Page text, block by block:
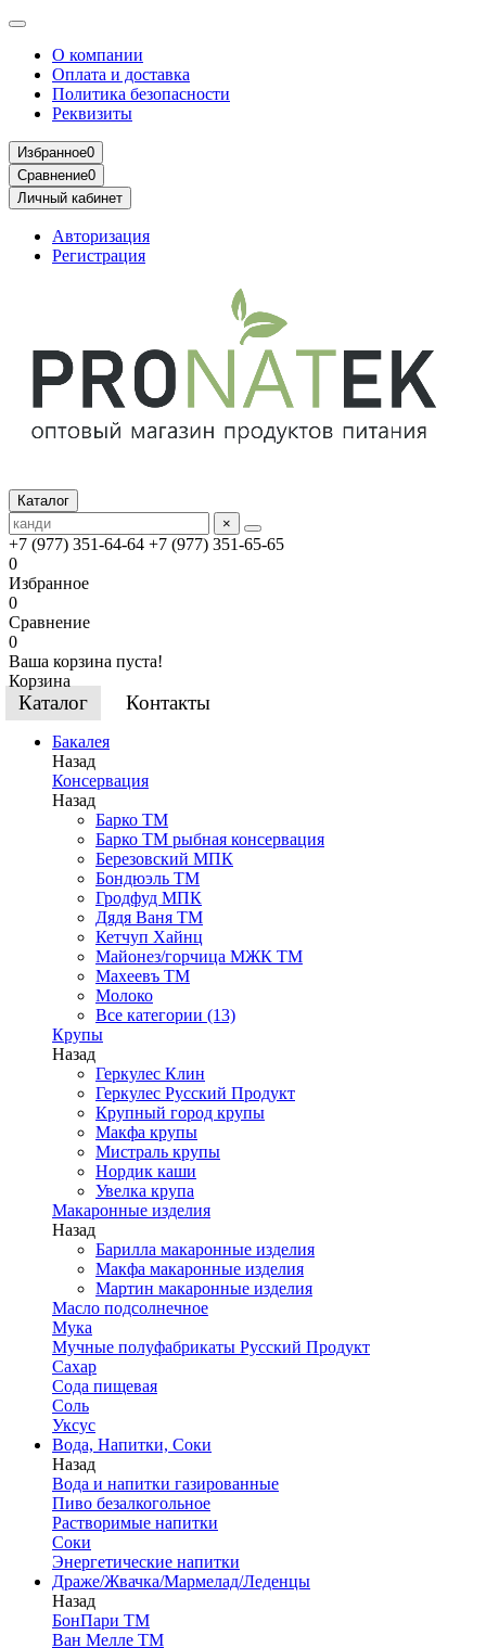
О компании
Оплата и доставка
Политика безопасности
Реквизиты
Избранное0
Сравнение0
Личный кабинет
Авторизация
Регистрация
Каталог
×
+7 (977) 351-64-64 +7 (977) 351-65-65
0
Избранное
0
Сравнение
0
Ваша корзина пуста!
Корзина
Каталог Контакты
Бакалея
Назад
Консервация
Назад
Барко ТМ
Барко ТМ рыбная консервация
Березовский МПК
Бондюэль ТМ
Гродфуд МПК
Дядя Ваня ТМ
Кетчуп Хайнц
Майонез/горчица МЖК ТМ
Махеевъ ТМ
Молоко
Все категории (13)
Крупы
Назад
Геркулес Клин
Геркулес Русский Продукт
Крупный город крупы
Макфа крупы
Мистраль крупы
Нордик каши
Увелка крупа
Макаронные изделия
Назад
Барилла макаронные изделия
Макфа макаронные изделия
Мартин макаронные изделия
Масло подсолнечное
Мука
Мучные полуфабрикаты Русский Продукт
Сахар
Сода пищевая
Соль
Уксус
Вода, Напитки, Соки
Назад
Вода и напитки газированные
Пиво безалкогольное
Растворимые напитки
Соки
Энергетические напитки
Драже/Жвачка/Мармелад/Леденцы
Назад
БонПари ТМ
Ван Мелле ТМ